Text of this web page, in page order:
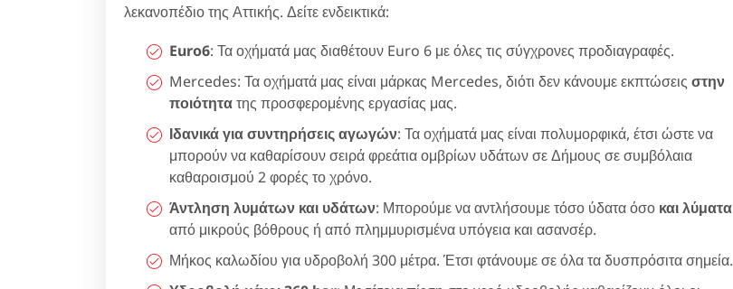
λεκανοπέδιο της Αττικής. Δείτε ενδεικτικά:
Euro6: Τα οχήματά μας διαθέτουν Euro 6 με όλες τις σύγχρονες προδιαγραφές.
Mercedes: Τα οχήματά μας είναι μάρκας Mercedes, διότι δεν κάνουμε εκπτώσεις στην
ποιότητατης προσφερομένης εργασίας μας.
Ιδανικά για συντηρήσεις αγωγών: Τα οχήματά μας είναι πολυμορφικά, έτσι ώστε να
μπορούν να καθαρίσουν σειρά φρεάτια ομβρίων υδάτων σε Δήμους σε συμβόλαια
καθαροισμού 2 φορές το χρόνο.
Άντληση λυμάτων και υδάτων: Μπορούμε να αντλήσουμε τόσο ύδατα όσο και λύματα
από μικρούς βόθρους ή από πλημμυρισμένα υπόγεια και ασανσέρ.
Μήκος καλωδίου για υδροβολή 300 μέτρα. Έτσι φτάνουμε σε όλα τα δυσπρόσιτα σημεία.